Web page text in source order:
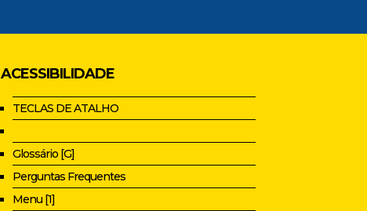
ACESSIBILIDADE
TECLAS DE ATALHO
Glossário [G]
Perguntas Frequentes
Menu [1]